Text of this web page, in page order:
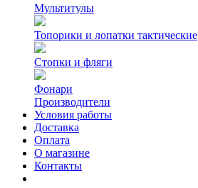
Мультитулы
Топорики и лопатки тактические
Стопки и фляги
Фонари
Производители
Условия работы
Доставка
Оплата
О магазине
Контакты